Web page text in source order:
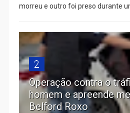
morreu e outro foi preso durante
2
Operação contra o
homem e apreende
Belford Roxo